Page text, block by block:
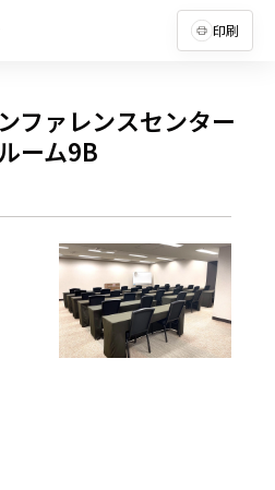
印刷
ファレンスセンター
ーム9B